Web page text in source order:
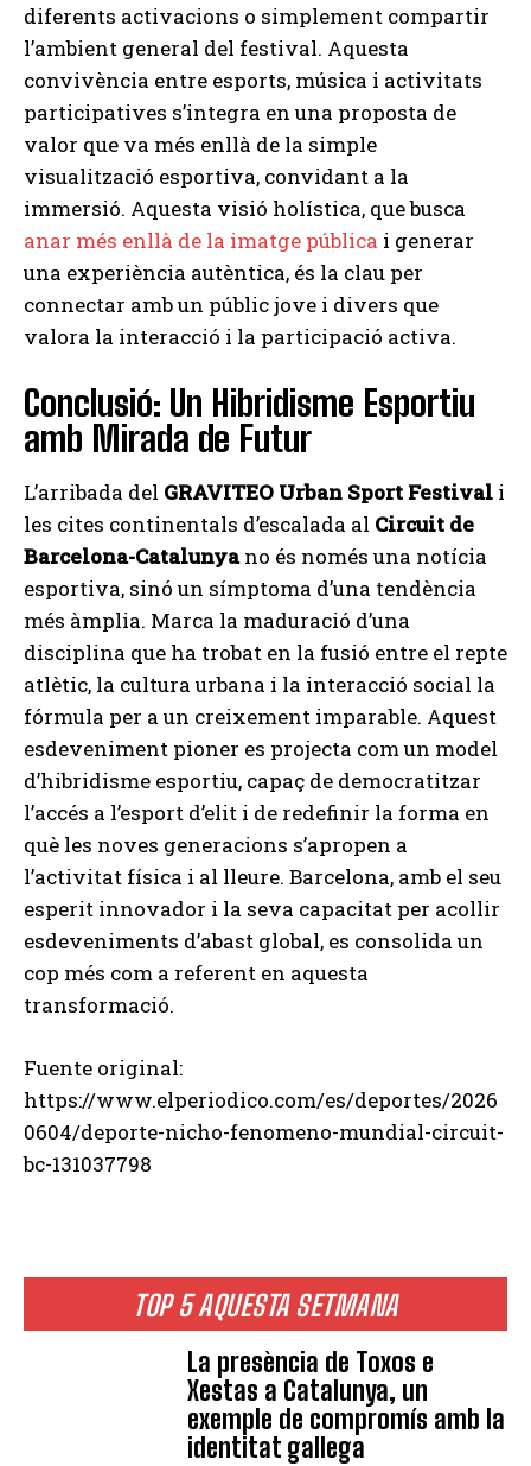
TOP 5 AQUESTA SETMANA
La presència de Toxos e
Xestas a Catalunya, un
exemple de compromís amb la
identitat gallega
diferents activacions o simplement compartir
l’ambient general del festival. Aquesta
convivència entre esports, música i activitats
participatives s’integra en una proposta de
valor que va més enllà de la simple
visualització esportiva, convidant a la
immersió. Aquesta visió holística, que busca
anar més enllà de la imatge pública i generar
una experiència autèntica, és la clau per
connectar amb un públic jove i divers que
valora la interacció i la participació activa.
Conclusió: Un Hibridisme Esportiu
amb Mirada de Futur
L’arribada del GRAVITEO Urban Sport Festival i
les cites continentals d’escalada al Circuit de
Barcelona-Catalunyano és només una notícia
esportiva, sinó un símptoma d’una tendència
més àmplia. Marca la maduració d’una
disciplina que ha trobat en la fusió entre el repte
atlètic, la cultura urbana i la interacció social la
fórmula per a un creixement imparable. Aquest
esdeveniment pioner es projecta com un model
d’hibridisme esportiu, capaç de democratitzar
l’accés a l’esport d’elit i de redefinir la forma en
què les noves generacions s’apropen a
l’activitat física i al lleure. Barcelona, amb el seu
esperit innovador i la seva capacitat per acollir
esdeveniments d’abast global, es consolida un
cop més com a referent en aquesta
transformació.
Fuente original:
https://www.elperiodico.com/es/deportes/2026
0604/deporte-nicho-fenomeno-mundial-circuit-
bc-131037798